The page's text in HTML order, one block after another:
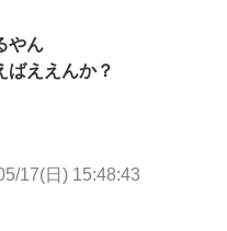
やん
ばええんか？
17(日) 15:48:43